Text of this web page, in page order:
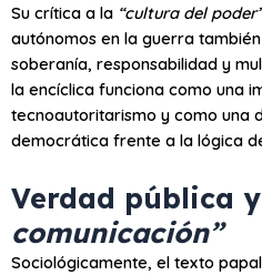
Su crítica a la “cultura del poder”
autónomos en la guerra
soberanía, responsabilidad y
la encíclica funciona como una
tecnoautoritarismo y como una
democrática frente a la lógica
Verdad pública y
comunicación”
Sociológicamente, el texto